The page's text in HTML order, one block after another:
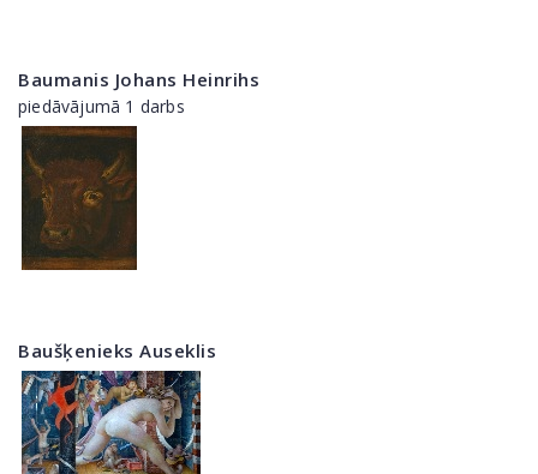
Baumanis Johans Heinrihs
piedāvājumā 1 darbs
Baušķenieks Auseklis